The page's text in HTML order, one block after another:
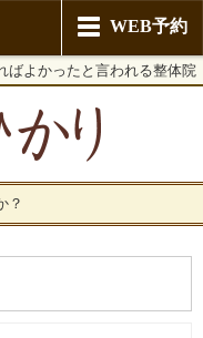
WEB予約
ばよかったと言われる整体院
？